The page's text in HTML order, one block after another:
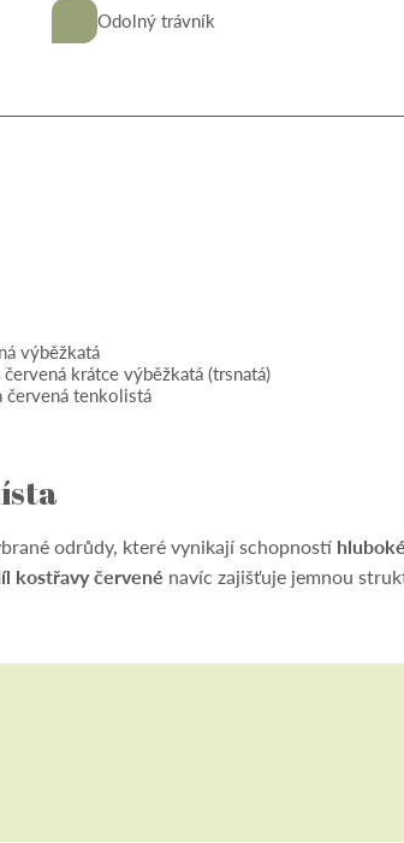
Odolný trávník
výběžkatá
krátce výběžkatá (trsnatá)
červená tenkolistá
odrůdy, které vynikají schopností
kostřavy červené navíc zajišťuje jemnou